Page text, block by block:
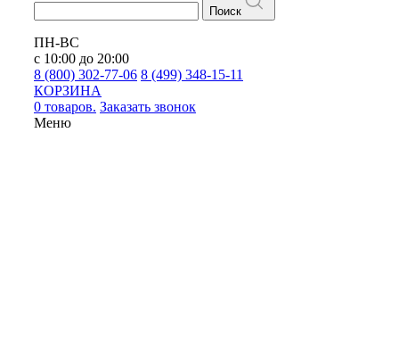
Поиск
ПН-ВС
с 10:00 до 20:00
8 (800) 302-77-06 8 (499) 348-15-11
КОРЗИНА
0 товаров. Заказать звонок
Меню